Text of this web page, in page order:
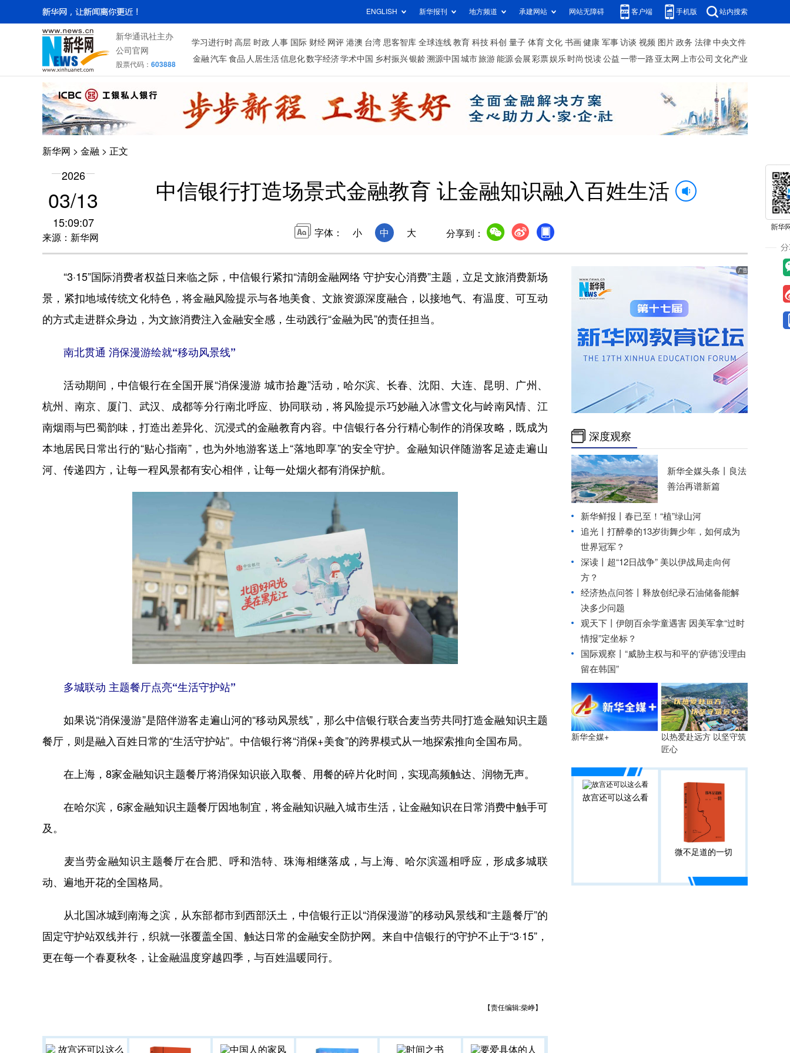
ENGLISH 新华报刊 地方频道 承建网站 网站无障碍 客户端 手机版 站内搜索
新华通讯社主办
公司官网
股票代码： 603888
学习进行时 高层 时政 人事 国际 财经 网评 港澳 台湾 思客智库 全球连线 教育 科技 科创 量子 体育 文化 书画 健康 军事 访谈 视频 图片 政务 法律 中央文件
金融 汽车 食品 人居生活信息化数字经济学术中国 乡村振兴银龄溯源中国 城市旅游 能源 会展 彩票娱乐 时尚 悦读 公益 一带一路 亚太网 上市公司 文化产业
新华网 > 金融 > 正文
2026
03/13
15:09:07
来源：新华网
中信银行打造场景式金融教育 让金融知识融入百姓生活
字体： 小 中 大 分享到：
“3·15”国际消费者权益日来临之际，中信银行紧扣“清朗金融网络 守护安心消费”主题，立足文旅消费新场
景，紧扣地域传统文化特色，将金融风险提示与各地美食、文旅资源深度融合，以接地气、有温度、可互动
的方式走进群众身边，为文旅消费注入金融安全感，生动践行“金融为民”的责任担当。
南北贯通 消保漫游绘就“移动风景线”
活动期间，中信银行在全国开展“消保漫游 城市拾趣”活动，哈尔滨、长春、沈阳、大连、昆明、广州、
杭州、南京、厦门、武汉、成都等分行南北呼应、协同联动，将风险提示巧妙融入冰雪文化与岭南风情、江
南烟雨与巴蜀韵味，打造出差异化、沉浸式的金融教育内容。中信银行各分行精心制作的消保攻略，既成为
本地居民日常出行的“贴心指南”，也为外地游客送上“落地即享”的安全守护。金融知识伴随游客足迹走遍山
河、传递四方，让每一程风景都有安心相伴，让每一处烟火都有消保护航。
多城联动 主题餐厅点亮“生活守护站”
如果说“消保漫游”是陪伴游客走遍山河的“移动风景线”，那么中信银行联合麦当劳共同打造金融知识主题
餐厅，则是融入百姓日常的“生活守护站”。中信银行将“消保+美食”的跨界模式从一地探索推向全国布局。
在上海，8家金融知识主题餐厅将消保知识嵌入取餐、用餐的碎片化时间，实现高频触达、润物无声。
在哈尔滨，6家金融知识主题餐厅因地制宜，将金融知识融入城市生活，让金融知识在日常消费中触手可
及。
麦当劳金融知识主题餐厅在合肥、呼和浩特、珠海相继落成，与上海、哈尔滨遥相呼应，形成多城联
动、遍地开花的全国格局。
从北国冰城到南海之滨，从东部都市到西部沃土，中信银行正以“消保漫游”的移动风景线和“主题餐厅”的
固定守护站双线并行，织就一张覆盖全国、触达日常的金融安全防护网。来自中信银行的守护不止于“3·15”，
更在每一个春夏秋冬，让金融温度穿越四季，与百姓温暖同行。
【责任编辑:柴峥】
深度观察
新华全媒头条丨
良法
善治再谱新篇
新华鲜报丨春已至！“植”绿山河
追光丨 打醉拳的13岁街舞少年，如何成为
世界冠军？
深读丨超“12日战争” 美以伊战局走向何
方？
经济热点问答丨释放创纪录石油储备能解
决多少问题
观天下丨伊朗百余学童遇害 因美军拿“过时
情报”定坐标？
国际观察丨 “威胁主权与和平的‘萨德’没理由
留在韩国”
新华全媒+
以热爱赴远方 以坚守筑
匠心
故宫还可以这么看
微不足道的一切